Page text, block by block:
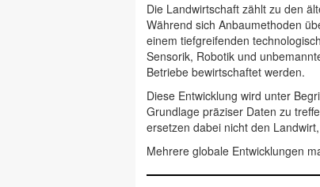
Die Landwirtschaft zählt zu den
Während sich Anbaumethoden
einem tiefgreifenden
Sensorik, Robotik und
Betriebe bewirtschaftet werden.
Diese Entwicklung wird unter
Grundlage präziser Daten zu
ersetzen dabei nicht den
Mehrere globale Entwicklungen